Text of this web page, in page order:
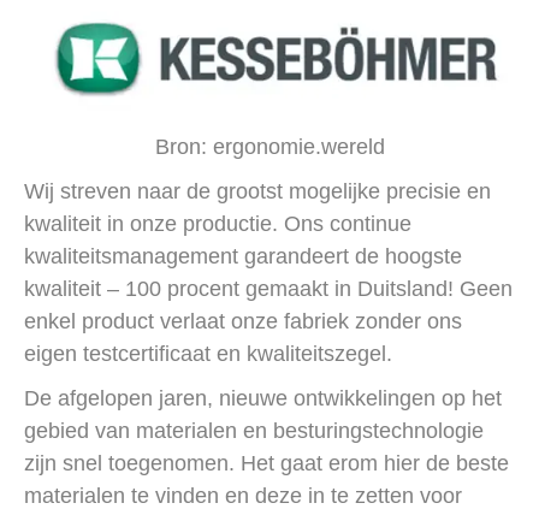
Bron: ergonomie.wereld
Wij streven naar de grootst mogelijke precisie en
kwaliteit in onze productie. Ons continue
kwaliteitsmanagement garandeert de hoogste
kwaliteit – 100 procent gemaakt in Duitsland! Geen
enkel product verlaat onze fabriek zonder ons
eigen testcertificaat en kwaliteitszegel.
De afgelopen jaren, nieuwe ontwikkelingen op het
gebied van materialen en besturingstechnologie
zijn snel toegenomen. Het gaat erom hier de beste
materialen te vinden en deze in te zetten voor